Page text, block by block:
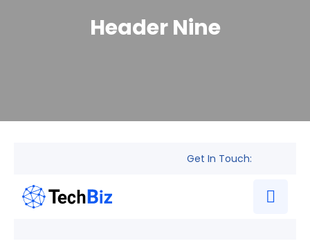
Header Nine
Get In Touch: